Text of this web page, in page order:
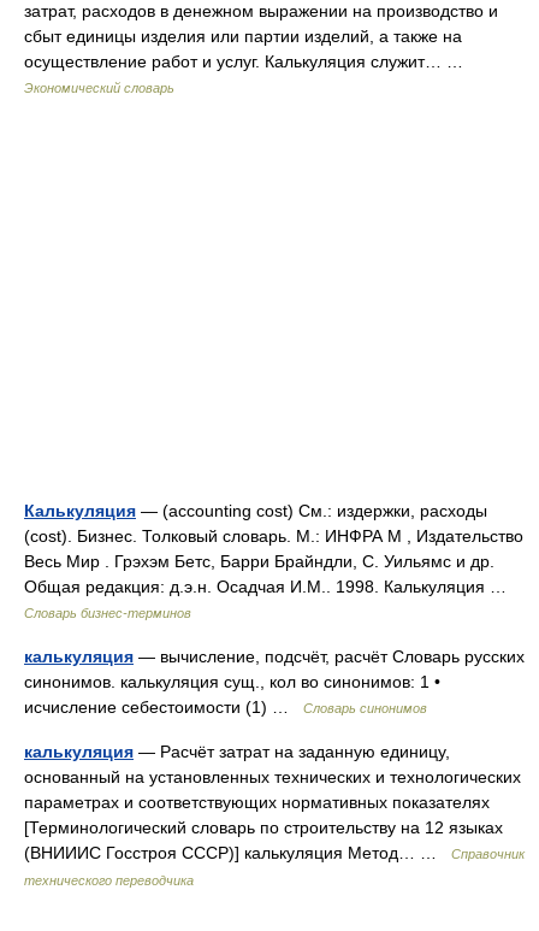
затрат, расходов в денежном выражении на производство и
сбыт единицы изделия или партии изделий, а также на
осуществление работ и услуг. Калькуляция служит… …
Экономический словарь
Калькуляция — (accounting cost) См.: издержки, расходы
(cost). Бизнес. Толковый словарь. М.: ИНФРА М , Издательство
Весь Мир . Грэхэм Бетс, Барри Брайндли, С. Уильямс и др.
Общая редакция: д.э.н. Осадчая И.М.. 1998. Калькуляция …
Словарь бизнес-терминов
калькуляция — вычисление, подсчёт, расчёт Словарь русских
синонимов. калькуляция сущ., кол во синонимов: 1 •
исчисление себестоимости (1) …
Словарь синонимов
калькуляция — Расчёт затрат на заданную единицу,
основанный на установленных технических и технологических
параметрах и соответствующих нормативных показателях
[Терминологический словарь по строительству на 12 языках
(ВНИИИС Госстроя СССР)] калькуляция Метод… …
Справочник
технического переводчика